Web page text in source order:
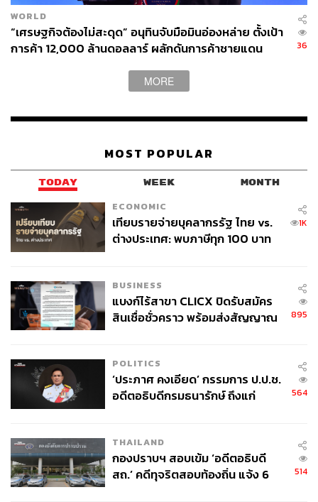
ถือเป็นฉากทัศน์ที่เป็นไปได้ (Plausible Scenario) เมื่อ มิน
อ่อง หล่าย เลือดเข้าตา ขึ้นขี่หลังเสือ และหาทางลงไม่ได้ เช่น
ในปัจจุบัน ในที่สุดนายทหารในกองทัพจำนวนหนึ่งจะไม่
พอใจกับสถานการณ์ และนำไปสู่การ ‘รัฐประหารซ้อน’
นมา หรือ Tatmadaw มาแล้วก่อนหน้านี้ หากแต่รอยร้าวนี้ยัง
สนับสนุนให้ออกมาเคลื่อนไหว หรือไม่ก็การแบ่งผลประโยชน์
ที่ยังลงตัวอยู่ หากแต่ในภาวะวิกฤต การแบ่งผลประโยชน์
ระหว่างนายทหารรุ่นต่างๆ เริ่มไม่ลงตัว เช่นเดียวกับที่แรง
สนับสนุนจากภาคประชาชนที่ไม่เอา มิน อ่อง หล่าย ซึ่งเป็น
นักเรียนนายร้อยรุ่นที่ 19 ก็รุนแรงมากยิ่งขึ้น ดังนั้นมีความ
เป็นไปได้สูงที่กลุ่มนายทหารระดับสูงในกองทัพ (กลุ่มนักเรียน
นายร้อยรุ่นที่ 24-27 ที่ถูกข้ามหัว) อาจจะรวบรวมกำลังกัน
แต่สิ่งที่ต้องจับตาคือ แล้วผลลัพธ์ของการทำรัฐประหารซ้อน
จะออกมาในรูปแบบไหน มีความเป็นไปได้ 2 ทาง นั่นคือ หนึ่ง
ประโยชน์ของตนเป็นใหญ่ โดยไม่คำนึงถึงประชาชนที่
ต้องการเดินหน้าประเทศไปในทิศทางประชาธิปไตย และนั่น
ทำให้กลายร่างไปเป็นฉากทัศน์ที่ 1 ฉากทัศน์ที่เลวร้ายที่สุดได้
อีกครั้ง
หรือในทางตรงกันข้าม หากนายทหารกลุ่มใหม่ที่เข้ามาเป็น
‘เลือดใหม่’ ที่ต้องการเห็นประเทศเดินหน้าไปได้ในเวที
ประชาคมโลก นำพาเมียนมาเข้าสู่ฉากทัศน์ที่สองนั่นคือ
ปฏิรูปกองทัพควบคู่กับการปฏิรูปการเมือง เดินหน้าประเทศ
WORLD
“เศรษฐกิจต้องไม่สะดุด” อนุทินจับมือมินอ่องหล่าย ตั้งเป้า
การค้า 12,000 ล้านดอลลาร์ ผลักดันการค้าชายแดน
36
MORE
MOST POPULAR
TODAY WEEK MONTH
ECONOMIC
เทียบรายจ่ายบุคลากรรัฐ ไทย vs.
ต่างประเทศ: พบภาษีทุก 100 บาท
1K
BUSINESS
แบงก์ไร้สาขา CLICX ปิดรับสมัคร
สินเชื่อชั่วคราว พร้อมส่งสัญญาณ
895
POLITICS
‘ประภาศ คงเอียด’ กรรมการ ป.ป.ช.
อดีตอธิบดีกรมธนารักษ์ ถึงแก่
564
THAILAND
กองปราบฯ สอบเข้ม ‘อดีตอธิบดี
สถ.’ คดีทุจริตสอบท้องถิ่น แจ้ง 6
514